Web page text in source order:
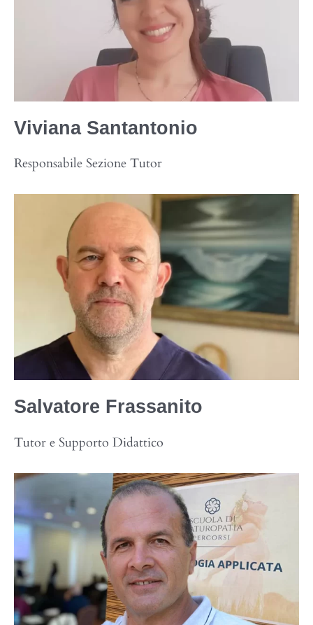
Viviana Santantonio
Responsabile Sezione Tutor
Salvatore Frassanito
Tutor e Supporto Didattico